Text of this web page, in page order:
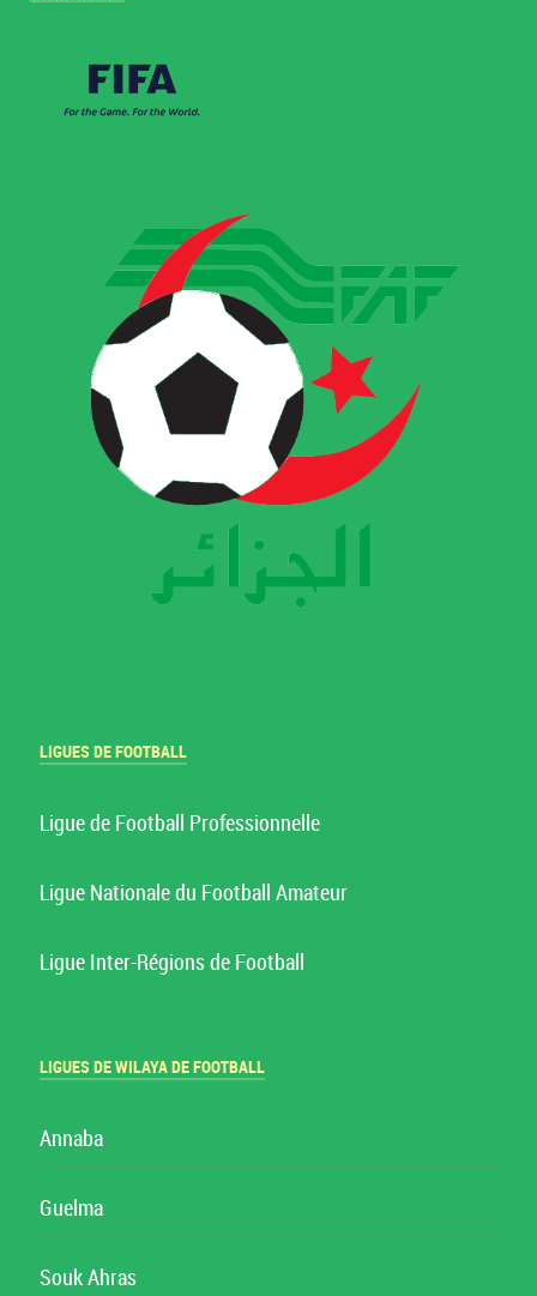
LIGUES DE FOOTBALL
Ligue de Football Professionnelle
Ligue Nationale du Football Amateur
Ligue Inter-Régions de Football
LIGUES DE WILAYA DE FOOTBALL
Annaba
Guelma
Souk Ahras